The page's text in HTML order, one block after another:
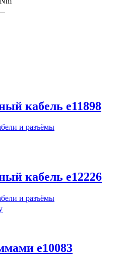
кабель e11898
и разъёмы
кабель e12226
и разъёмы
e10083